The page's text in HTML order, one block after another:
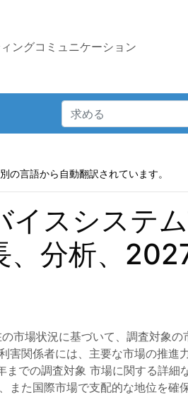
ングコミュニケーション
言語から自動翻訳されています。
スシステム
、分析、
市場状況に基づいて、調査対象の
関係者には、主要な市場の推進
での調査対象 市場に関する詳細
た国際市場で支配的な地位を確